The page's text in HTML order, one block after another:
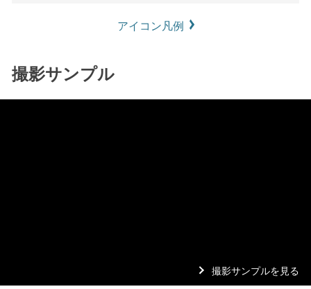
アイコン凡例
撮影サンプル
撮影サンプルを見る